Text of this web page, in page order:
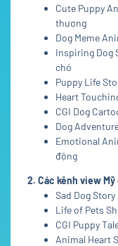
Cute Puppy
thương
Dog Meme
Inspiring Dog
chó
Puppy Life
Heart
CGI Dog
Dog
Emotional
động
2. Các kênh view
Sad Dog
Life of Pets
CGI Puppy
Animal Heart